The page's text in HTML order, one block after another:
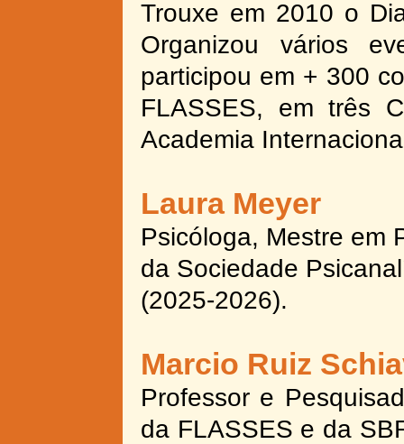
Trouxe em 2010 o
Organizou vários
participou em + 300
FLASSES, em três
Academia
Laura Meyer
Psicóloga, Mestre em
da Sociedade
(2025-2026).
Marcio Ruiz
Professor e
da FLASSES e da